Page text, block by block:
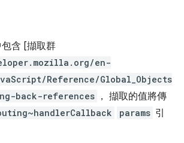
含 [擷取群
en-
Reference/Global_Objects
back-references ， 擷取的值將傳
params 引